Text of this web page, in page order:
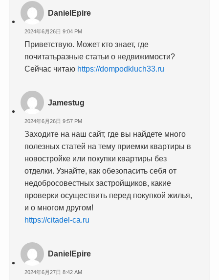
DanielEpire
2024年6月26日 9:04 PM
Приветствую. Может кто знает, где
почитатьразные статьи о недвижимости?
Сейчас читаю https://dompodkluch33.ru
Jamestug
2024年6月26日 9:57 PM
Заходите на наш сайт, где вы найдете много
полезных статей на тему приемки квартиры в
новостройке или покупки квартиры без
отделки. Узнайте, как обезопасить себя от
недобросовестных застройщиков, какие
проверки осуществить перед покупкой жилья,
и о многом другом!
https://citadel-ca.ru
DanielEpire
2024年6月27日 8:42 AM